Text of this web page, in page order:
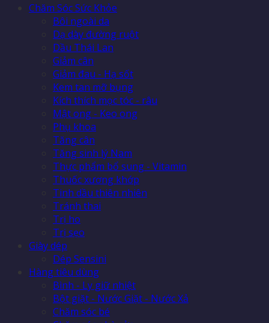
Chăm Sóc Sức Khỏe
Bôi ngoài da
Dạ dày đường ruột
Dầu Thái Lan
Giảm cân
Giảm đau - Hạ sốt
Kem tan mỡ bụng
Kích thích mọc tóc - râu
Mật ong - Keo ong
Phụ khoa
Tăng cân
Tăng sinh lý Nam
Thực phẩm bổ sung - Vitamin
Thuốc xương khớp
Tinh dầu thiên nhiên
Tránh thai
Trị ho
Trị sẹo
Giày dép
Dép Sensini
Hàng tiêu dùng
Bình - Ly giữ nhiệt
Bột giặt - Nước Giặt - Nước Xả
Chăm sóc bé